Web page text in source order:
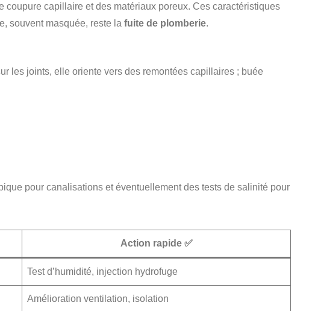
capillaire et des matériaux poreux. Ces caractéristiques
souvent masquée, reste la fuite de plomberie.
les joints, elle oriente vers des remontées capillaires ; buée
pour canalisations et éventuellement des tests de salinité pour
Action rapide ✅
Test d’humidité, injection hydrofuge
Amélioration ventilation, isolation